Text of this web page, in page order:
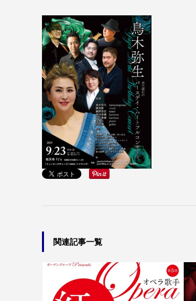
関連記事一覧